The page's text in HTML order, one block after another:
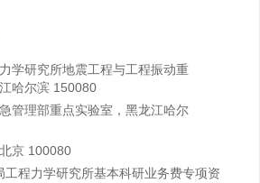
学研究所地震工程与工程振动重
哈尔滨 150080
管理部重点实验室，黑龙江哈尔
京 100080
工程力学研究所基本科研业务费专项资